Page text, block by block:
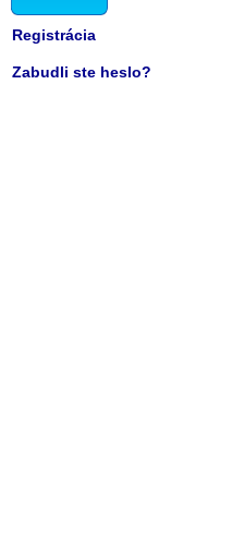
Registrácia
Zabudli ste heslo?